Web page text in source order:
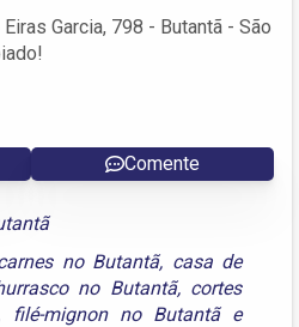
Garcia, 798 - Butantã - São
Comente
no Butantã, casa de
no Butantã, cortes
filé-mignon no Butantãe